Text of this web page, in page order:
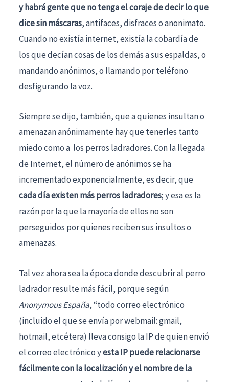
y habrá gente que no tenga el coraje de decir lo que
dice sin máscaras, antifaces, disfraces o anonimato.
Cuando no existía internet, existía la cobardía de
los que decían cosas de los demás a sus espaldas, o
mandando anónimos, o llamando por teléfono
desfigurando la voz.
Siempre se dijo, también, que a quienes insultan o
amenazan anónimamente hay que tenerles tanto
miedo como a los perros ladradores. Con la llegada
de Internet, el número de anónimos se ha
incrementado exponencialmente, es decir, que
cada día existen más perros ladradores; y esa es la
razón por la que la mayoría de ellos no son
perseguidos por quienes reciben sus insultos o
amenazas.
Tal vez ahora sea la época donde descubrir al perro
ladrador resulte más fácil, porque según
Anonymous España, “todo correo electrónico
(incluido el que se envía por webmail: gmail,
hotmail, etcétera) lleva consigo la IP de quien envió
el correo electrónico yesta IP puede relacionarse
fácilmente con la localización y el nombre de la